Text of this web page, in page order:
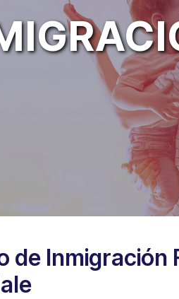
de Inmigración